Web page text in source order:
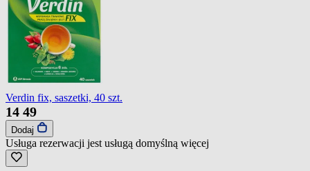
Verdin fix, saszetki, 40 szt.
14 49
Dodaj
Usługa rezerwacji jest usługą domyślną więcej